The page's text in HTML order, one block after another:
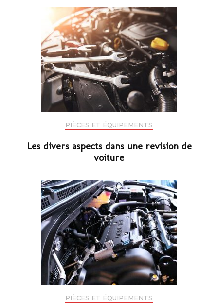
PIÈCES ET ÉQUIPEMENTS
Les divers aspects dans une revision de
voiture
PIÈCES ET ÉQUIPEMENTS